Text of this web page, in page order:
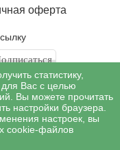
оферта
политикиобработки
, 2007 - 2026
охраняются в
статистику,
для Вас с целью
Вы можете прочитать
настройки браузера.
настроек, вы
cookie-файлов